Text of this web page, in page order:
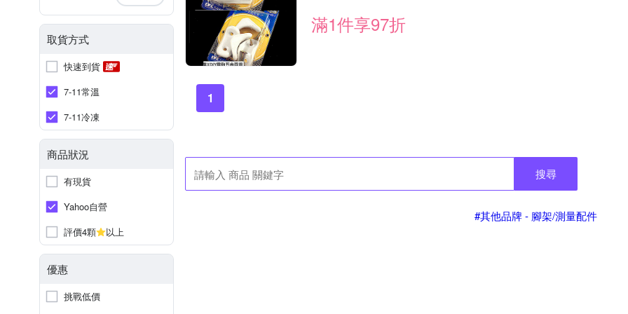
取貨方式
快速到貨
7-11常溫
7-11冷凍
商品狀況
有現貨
Yahoo自營
評價4顆
以上
優惠
挑戰低價
滿1件享97折
1
搜尋
#其他品牌 - 腳架/測量配件